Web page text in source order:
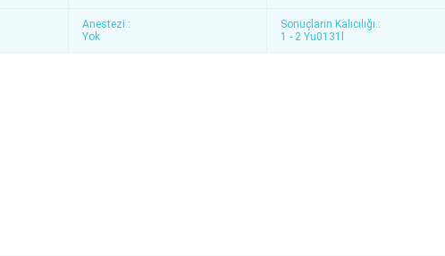
Anestezi :
Yok
Sonuçların Kalıcılığı :
1 - 2 Yu0131l